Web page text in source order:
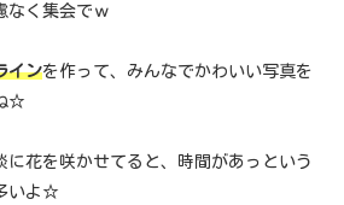
なく集会でｗ
インを作って、みんなでかわいい写真を
☆
に花を咲かせてると、時間があっという
いよ☆